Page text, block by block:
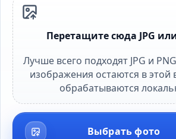
Перетащите сюда JPG
Лучше всего подходят JPG и
изображения остаются в этой
обрабатываются
Выбрать фото